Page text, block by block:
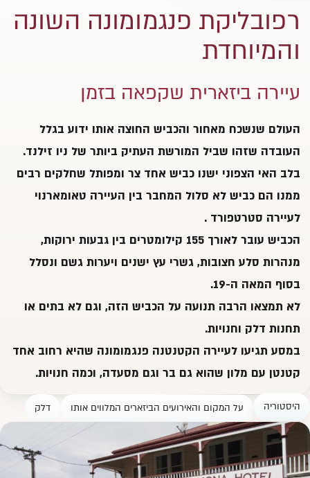
רפובליקת פנגמומונה השונה
והמיוחדת
עיירה ביזארית שקפאה בזמן
העולם שנשכח מאחור והכביש החוצה אותו ידוע בגלל
העובדה שזהו שביל המורשת העתיק ביותר של ניו זילנד.
בלב האי הצפוני ישנו כביש אחד צר ומפותל שחלקים רבים
ממנו הם כביש לא סלול המחבר בין העיירה טאומארנוי
לעיירה סטרטפורד .
הכביש עובר לאורך 155 קילומטרים בין גבעות ירוקות,
מנהרות סלע חצובות, גשרי עץ ישנים ויערות גשם ונסלל
בסוף המאה ה-19.
לא תמצאו הרבה תנועה על הכביש הזה, וגם לא בתים או
תחנות דלק וחנויות.
במסע תגיעו לעיירה הקטנטנה פנגמומונה שהיא רחוב אחד
קטנטן עם מלון שהוא גם בר וגם מסעדה, וכמה חנויות.
היסטוריה על המקום והאירועים הביזארים המלווים אותו דלק